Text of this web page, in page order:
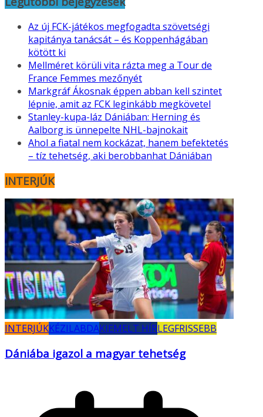
Az új FCK-játékos megfogadta szövetségi
kapitánya tanácsát – és Koppenhágában
kötött ki
Mellméret körüli vita rázta meg a Tour de
France Femmes mezőnyét
Markgráf Ákosnak éppen abban kell szintet
lépnie, amit az FCK leginkább megkövetel
Stanley-kupa-láz Dániában: Herning és
Aalborg is ünnepelte NHL-bajnokait
Ahol a fiatal nem kockázat, hanem befektetés
– tíz tehetség, aki berobbanhat Dániában
INTERJÚK
INTERJÚKKÉZILABDAKIEMELT HÍRLEGFRISSEBB
Dániába igazol a magyar tehetség